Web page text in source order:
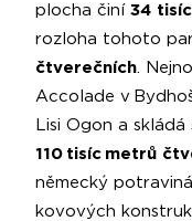
plocha činí 34
rozloha tohoto
čtverečních .
Accolade v
Lisi Ogon a
110 tisíc metrů
německý
kovových